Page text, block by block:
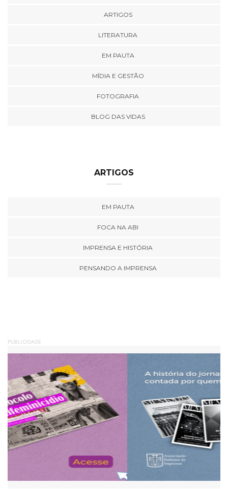
ARTIGOS
LITERATURA
EM PAUTA
MÍDIA E GESTÃO
FOTOGRAFIA
BLOG DAS VIDAS
ARTIGOS
EM PAUTA
FOCA NA ABI
IMPRENSA E HISTÓRIA
PENSANDO A IMPRENSA
PUBLICIDADE